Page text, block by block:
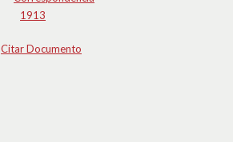
1913
Citar Documento